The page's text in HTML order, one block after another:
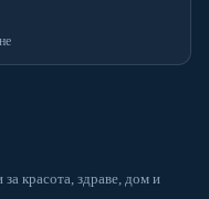
красота, здраве, дом и